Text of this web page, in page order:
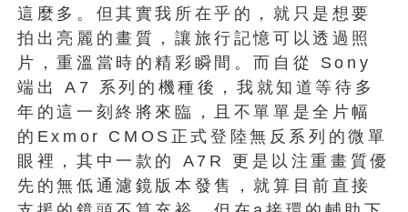
這麼多。但其實我所在乎的，就只是想要
拍出亮麗的畫質，讓旅行記憶可以透過照
片，重溫當時的精彩瞬間。而自從 Sony
端出 A7 系列的機種後，我就知道等待多
年的這一刻終將來臨，且不單單是全片幅
的Exmor CMOS正式登陸無反系列的微單
眼裡，其中一款的 A7R 更是以注重畫質優
先的無低通濾鏡版本發售，就算目前直接